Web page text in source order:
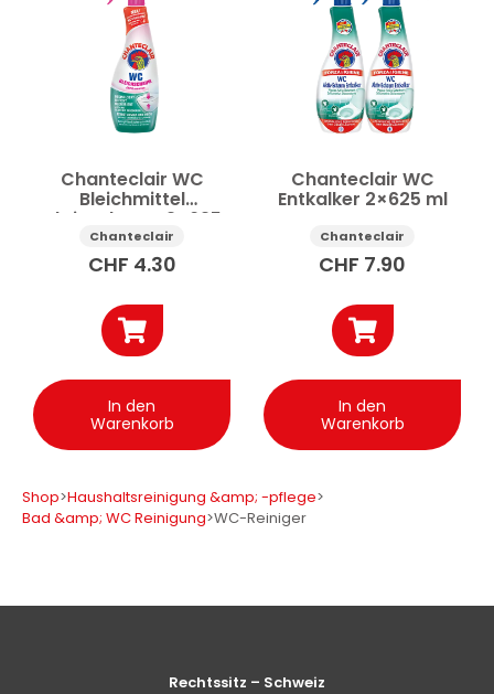
Chanteclair WC
Bleichmittel
Aktivschaum 2×625
ml
Chanteclair
CHF 4.30
In den
Warenkorb
Chanteclair WC
Entkalker 2×625 ml
Chanteclair
CHF 7.90
In den
Warenkorb
Shop>Haushaltsreinigung &amp; -pflege>
Bad &amp; WC Reinigung>WC-Reiniger
Rechtssitz – Schweiz